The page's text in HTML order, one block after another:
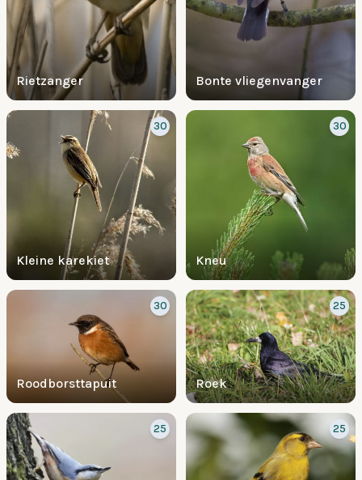
Rietzanger Bonte vliegenvanger
Kleine karekiet
30
Kneu
30
Roodborsttapuit
30
Roek
25
25 25